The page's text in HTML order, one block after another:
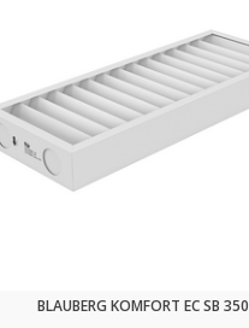
BLAUBERG KOMFORT EC SB 350